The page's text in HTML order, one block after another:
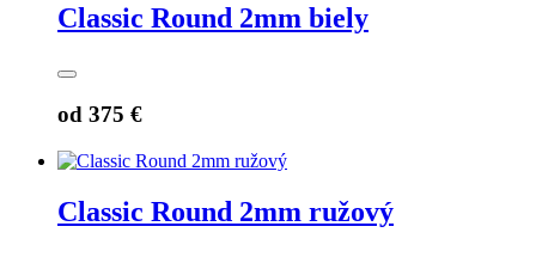
Classic Round 2mm biely
od 375 €
Classic Round 2mm ružový